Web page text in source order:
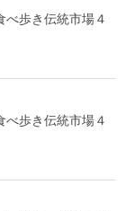
べ歩き伝統市場４
べ歩き伝統市場４